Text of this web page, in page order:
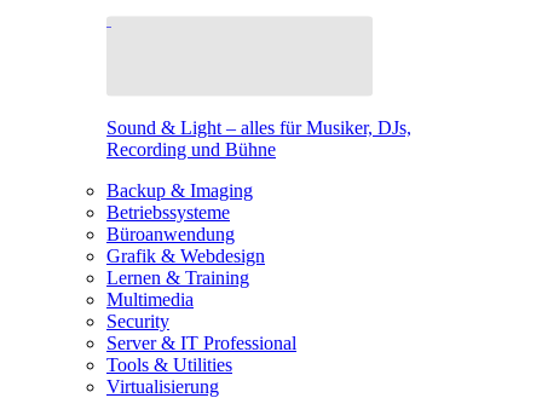
Sound & Light – alles für Musiker, DJs,
Recording und Bühne
Backup & Imaging
Betriebssysteme
Büroanwendung
Grafik & Webdesign
Lernen & Training
Multimedia
Security
Server & IT Professional
Tools & Utilities
Virtualisierung